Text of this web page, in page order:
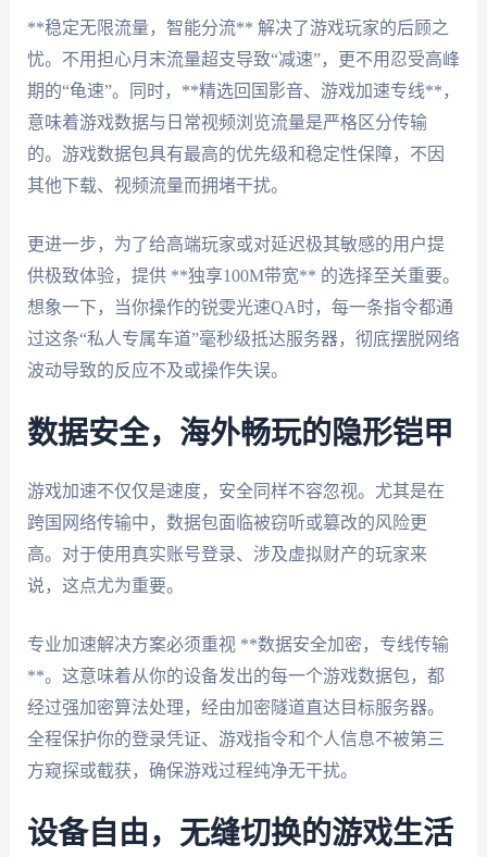
**稳定无限流量，智能分流** 解决了游戏玩家的后顾之
忧。不用担心月末流量超支导致“减速”，更不用忍受高峰
期的“龟速”。同时，**精选回国影音、游戏加速专线**，
意味着游戏数据与日常视频浏览流量是严格区分传输
的。游戏数据包具有最高的优先级和稳定性保障，不因
其他下载、视频流量而拥堵干扰。
更进一步，为了给高端玩家或对延迟极其敏感的用户提
供极致体验，提供 **独享100M带宽** 的选择至关重要。
想象一下，当你操作的锐雯光速QA时，每一条指令都通
过这条“私人专属车道”毫秒级抵达服务器，彻底摆脱网络
波动导致的反应不及或操作失误。
数据安全，海外畅玩的隐形铠甲
游戏加速不仅仅是速度，安全同样不容忽视。尤其是在
跨国网络传输中，数据包面临被窃听或篡改的风险更
高。对于使用真实账号登录、涉及虚拟财产的玩家来
说，这点尤为重要。
专业加速解决方案必须重视 **数据安全加密，专线传输
**。这意味着从你的设备发出的每一个游戏数据包，都
经过强加密算法处理，经由加密隧道直达目标服务器。
全程保护你的登录凭证、游戏指令和个人信息不被第三
方窥探或截获，确保游戏过程纯净无干扰。
设备自由，无缝切换的游戏生活